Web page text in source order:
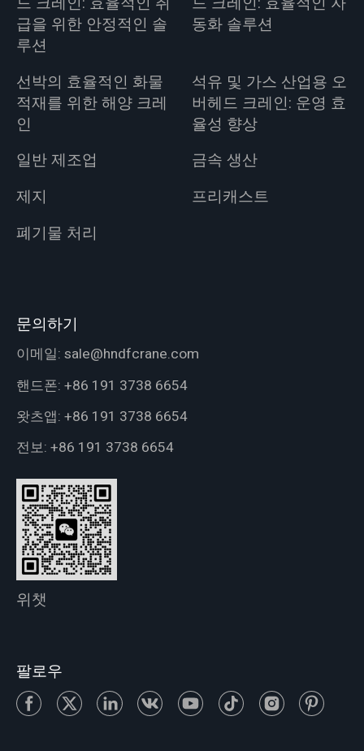
급을 위한 안정적인 솔
루션
동화 솔루션
선박의 효율적인 화물
적재를 위한 해양 크레
인
석유 및 가스 산업용 오
버헤드 크레인: 운영 효
율성 향상
일반 제조업
금속 생산
제지
프리캐스트
폐기물 처리
문의하기
이메일: sale@hndfcrane.com
핸드폰: +86 191 3738 6654
왓츠앱: +86 191 3738 6654
전보: +86 191 3738 6654
위챗
팔로우